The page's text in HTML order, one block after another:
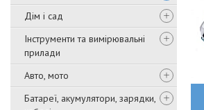
Дім і сад
Інструменти та вимірювальні
прилади
Авто, мото
Батареї, акумулятори, зарядки,